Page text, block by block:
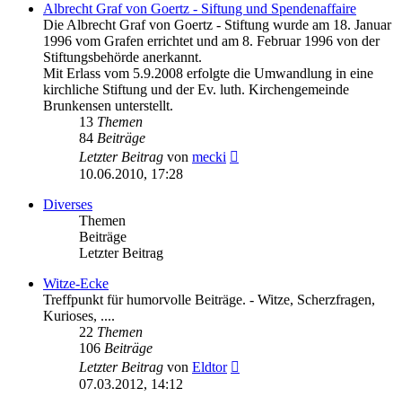
Albrecht Graf von Goertz - Siftung und Spendenaffaire
Die Albrecht Graf von Goertz - Stiftung wurde am 18. Januar
1996 vom Grafen errichtet und am 8. Februar 1996 von der
Stiftungsbehörde anerkannt.
Mit Erlass vom 5.9.2008 erfolgte die Umwandlung in eine
kirchliche Stiftung und der Ev. luth. Kirchengemeinde
Brunkensen unterstellt.
13 Themen
84 Beiträge
Letzter Beitrag von mecki
10.06.2010, 17:28
Diverses
Themen
Beiträge
Letzter Beitrag
Witze-Ecke
Treffpunkt für humorvolle Beiträge. - Witze, Scherzfragen,
Kurioses, ....
22 Themen
106 Beiträge
Letzter Beitrag von Eldtor
07.03.2012, 14:12